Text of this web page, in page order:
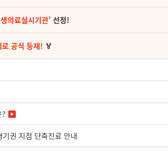
의료실시기관' 선정!
공식 등재! 🏅
권 지점 단축진료 안내